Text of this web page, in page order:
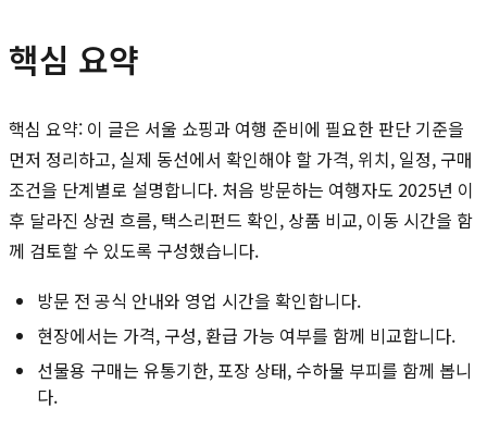
핵심 요약
핵심 요약: 이 글은 서울 쇼핑과 여행 준비에 필요한 판단 기준을
먼저 정리하고, 실제 동선에서 확인해야 할 가격, 위치, 일정, 구매
조건을 단계별로 설명합니다. 처음 방문하는 여행자도 2025년 이
후 달라진 상권 흐름, 택스리펀드 확인, 상품 비교, 이동 시간을 함
께 검토할 수 있도록 구성했습니다.
방문 전 공식 안내와 영업 시간을 확인합니다.
현장에서는 가격, 구성, 환급 가능 여부를 함께 비교합니다.
선물용 구매는 유통기한, 포장 상태, 수하물 부피를 함께 봅니
다.